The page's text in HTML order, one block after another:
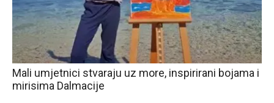
Mali umjetnici stvaraju uz more, inspirirani bojama i
mirisima Dalmacije